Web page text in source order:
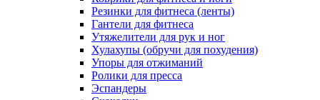
Резинки для фитнеса (ленты)
Гантели для фитнеса
Утяжелители для рук и ног
Хулахупы (обручи для похудения)
Упоры для отжиманий
Ролики для пресса
Эспандеры